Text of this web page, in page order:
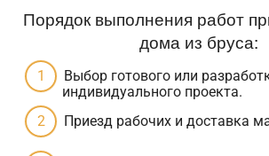
Порядок выполнения работ
дома из бруса:
Выбор готового или
индивидуального проекта.
Приезд рабочих и доставка